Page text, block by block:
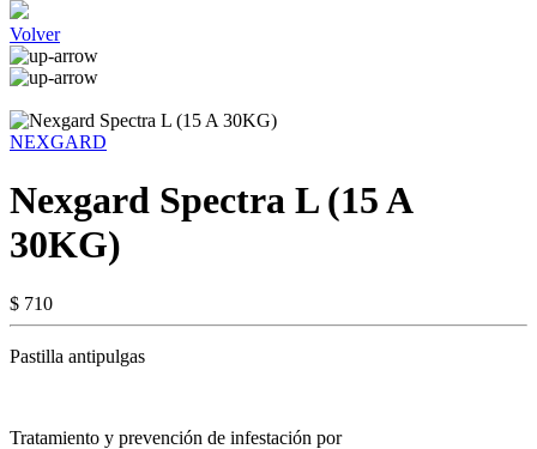
Volver
NEXGARD
Nexgard Spectra L (15 A
30KG)
$ 710
Pastilla antipulgas
Tratamiento y prevención de infestación por